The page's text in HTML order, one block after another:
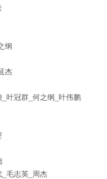
纲
杰
叶冠群_何之纲_叶伟鹏
毛志英_周杰